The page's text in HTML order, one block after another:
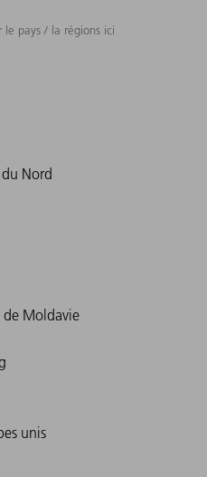
le pays / la régions ici